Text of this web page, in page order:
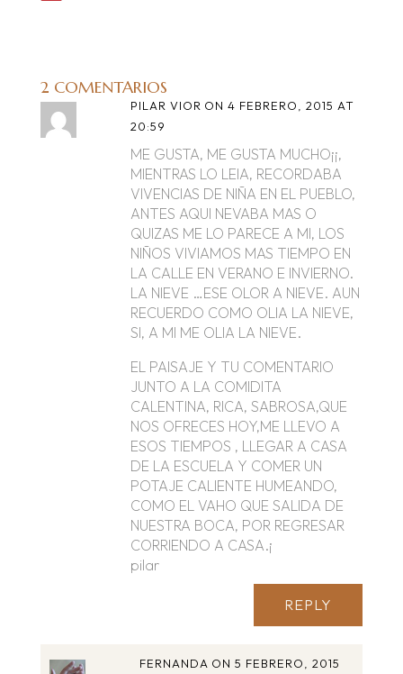
2 COMENTARIOS
PILAR VIOR ON 4 FEBRERO, 2015 AT
20:59
ME GUSTA, ME GUSTA MUCHO¡¡,
MIENTRAS LO LEIA, RECORDABA
VIVENCIAS DE NIÑA EN EL PUEBLO,
ANTES AQUI NEVABA MAS O
QUIZAS ME LO PARECE A MI, LOS
NIÑOS VIVIAMOS MAS TIEMPO EN
LA CALLE EN VERANO E INVIERNO.
LA NIEVE …ESE OLOR A NIEVE. AUN
RECUERDO COMO OLIA LA NIEVE,
SI, A MI ME OLIA LA NIEVE.
EL PAISAJE Y TU COMENTARIO
JUNTO A LA COMIDITA
CALENTINA, RICA, SABROSA,QUE
NOS OFRECES HOY,ME LLEVO A
ESOS TIEMPOS , LLEGAR A CASA
DE LA ESCUELA Y COMER UN
POTAJE CALIENTE HUMEANDO,
COMO EL VAHO QUE SALIDA DE
NUESTRA BOCA, POR REGRESAR
CORRIENDO A CASA.¡
pilar
REPLY
FERNANDA ON 5 FEBRERO, 2015